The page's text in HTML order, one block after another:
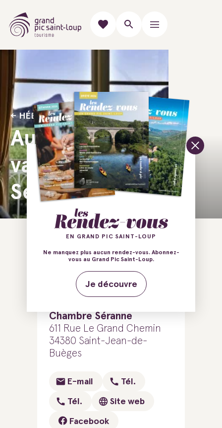
HÉBERGEMENTS POUR UNE NUIT
Auberge de la
vallée - Chambre
Séranne
Ajouter au carnet de voyage
Chambre Séranne
611 Rue Le Grand Chemin
34380 Saint-Jean-de-
Buèges
E-mail Tél.
Tél. Site web
Facebook
EN GRAND PIC SAINT-LOUP
Ne manquez plus aucun rendez-vous. Abonnez-
vous au Grand Pic Saint-Loup.
Je découvre